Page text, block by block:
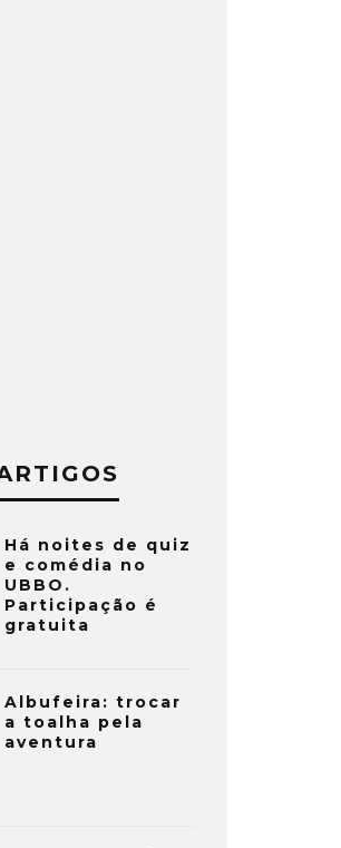
Há noites de quiz
e comédia no
UBBO.
Participação é
gratuita
Albufeira: trocar
a toalha pela
aventura